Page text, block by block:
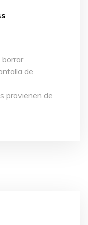
borrar
de
provienen de